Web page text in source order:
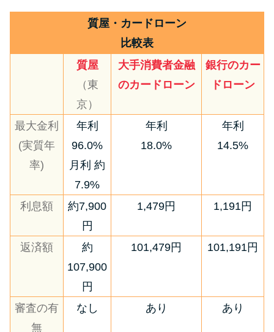
質屋・カードローン
比較表
質屋
（東
京）
大手消費者金融
のカードローン
銀行のカー
ドローン
最大金利
(実質年
率)
年利
96.0%
月利 約
7.9%
年利
18.0%
年利
14.5%
利息額
約7,900
円
1,479円 1,191円
返済額
約
107,900
円
101,479円 101,191円
審査の有
無
なし あり あり